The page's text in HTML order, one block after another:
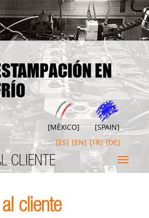
EN
[MÉXICO]
[SPAIN]
[ES] [EN] [FR] [DE]
menú
CLIENTE
cliente